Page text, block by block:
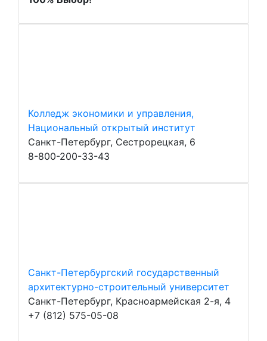
Колледж экономики и управления,
Национальный открытый институт
Санкт-Петербург, Сестрорецкая, 6
8-800-200-33-43
Санкт-Петербургский государственный
архитектурно-строительный университет
Санкт-Петербург, Красноармейская 2-я, 4
+7 (812) 575-05-08